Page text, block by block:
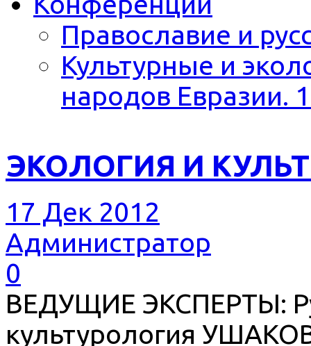
Православие и
Культурные и
народов Евразии.
ЭКОЛОГИЯ И
17 Дек 2012
Администратор
0
ВЕДУЩИЕ ЭКСПЕРТЫ:
культурология